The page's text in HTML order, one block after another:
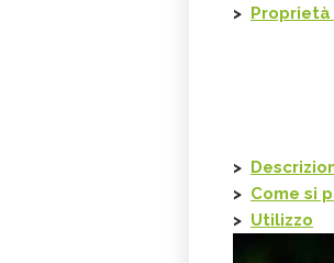
>
>
> Come si
> Utilizzo